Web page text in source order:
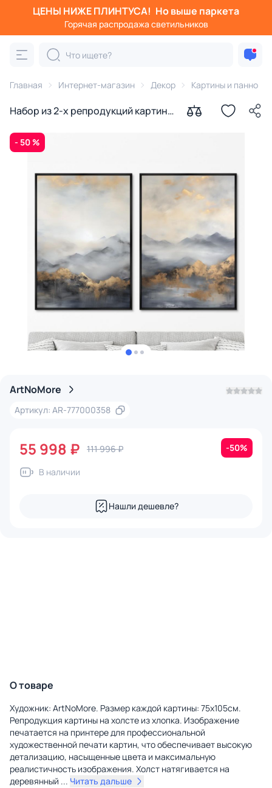
ЦЕНЫ НИЖЕ ПЛИНТУСА! Но выше паркета
Горячая распродажа светильников
Главная Интернет-магазин Декор Картины и панно
Набор из 2-х репродукций картин
хребта, 2024г.
- 50 %
ArtNoMore
Артикул: AR-777000358
55 998 ₽ 111 996 ₽ -50%
В наличии
Нашли дешевле?
О товаре
Художник: ArtNoMore. Размер каждой картины: 75х105см.
Репродукция картины на холсте из хлопка. Изображение
печатается на принтере для профессиональной
художественной печати картин, что обеспечивает высокую
детализацию, насыщенные цвета и максимальную
реалистичность изображения. Холст натягивается на
деревянный ... Читать дальше